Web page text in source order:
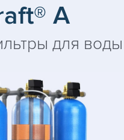
A
для воды